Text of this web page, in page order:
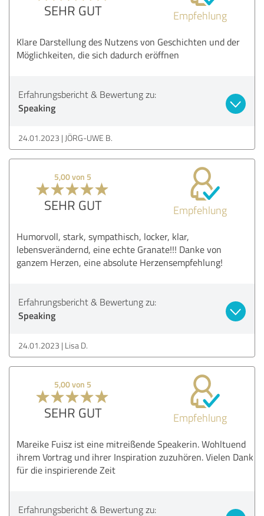
SEHR GUT Empfehlung
Klare Darstellung des Nutzens von Geschichten und der
Möglichkeiten, die sich dadurch eröffnen
Erfahrungsbericht & Bewertung zu:
Speaking
24.01.2023 JÖRG-UWE B.
5,00 von 5
SEHR GUT Empfehlung
Humorvoll, stark, sympathisch, locker, klar,
lebensverändernd, eine echte Granate!!! Danke von
ganzem Herzen, eine absolute Herzensempfehlung!
Erfahrungsbericht & Bewertung zu:
Speaking
24.01.2023 Lisa D.
5,00 von 5
SEHR GUT Empfehlung
Mareike Fuisz ist eine mitreißende Speakerin. Wohltuend
ihrem Vortrag und ihrer Inspiration zuzuhören. Vielen Dank
für die inspirierende Zeit
Erfahrungsbericht & Bewertung zu: